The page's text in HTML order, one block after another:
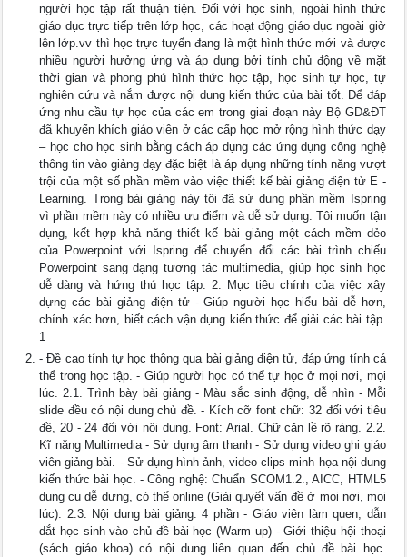
người học tập rất thuận tiện. Đối với học sinh, ngoài hình thức
giáo dục trực tiếp trên lớp học, các hoạt động giáo dục ngoài giờ
lên lớp.vv thì học trực tuyến đang là một hình thức mới và được
nhiều người hưởng ứng và áp dụng bởi tính chủ động về mặt
thời gian và phong phú hình thức học tập, học sinh tự học, tự
nghiên cứu và nắm được nội dung kiến thức của bài tốt. Để đáp
ứng nhu cầu tự học của các em trong giai đoạn này Bộ GD&ĐT
đã khuyến khích giáo viên ở các cấp học mở rộng hình thức dạy
– học cho học sinh bằng cách áp dụng các ứng dụng công nghệ
thông tin vào giảng dạy đặc biệt là áp dụng những tính năng vượt
trội của một số phần mềm vào việc thiết kế bài giảng điện tử E -
Learning. Trong bài giảng này tôi đã sử dụng phần mềm Ispring
vì phần mềm này có nhiều ưu điểm và dễ sử dụng. Tôi muốn tận
dụng, kết hợp khả năng thiết kế bài giảng một cách mềm dẻo
của Powerpoint với Ispring để chuyển đổi các bài trình chiếu
Powerpoint sang dạng tương tác multimedia, giúp học sinh học
dễ dàng và hứng thú học tập. 2. Mục tiêu chính của việc xây
dựng các bài giảng điện tử - Giúp người học hiểu bài dễ hơn,
chính xác hơn, biết cách vận dụng kiến thức để giải các bài tập.
1
- Đề cao tính tự học thông qua bài giảng điện tử, đáp ứng tính cá
thể trong học tập. - Giúp người học có thể tự học ở mọi nơi, mọi
lúc. 2.1. Trình bày bài giảng - Màu sắc sinh động, dễ nhìn - Mỗi
slide đều có nội dung chủ đề. - Kích cỡ font chữ: 32 đối với tiêu
đề, 20 - 24 đối với nội dung. Font: Arial. Chữ căn lề rõ ràng. 2.2.
Kĩ năng Multimedia - Sử dụng âm thanh - Sử dụng video ghi giáo
viên giảng bài. - Sử dụng hình ảnh, video clips minh họa nội dung
kiến thức bài học. - Công nghệ: Chuẩn SCOM1.2., AICC, HTML5
dụng cụ dễ dựng, có thể online (Giải quyết vấn đề ở mọi nơi, mọi
lúc). 2.3. Nội dung bài giảng: 4 phần - Giáo viên làm quen, dẫn
dắt học sinh vào chủ đề bài học (Warm up) - Giới thiệu hội thoại
(sách giáo khoa) có nội dung liên quan đến chủ đề bài học.